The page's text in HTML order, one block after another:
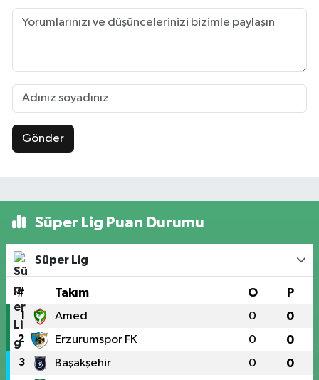
Gönder
Süper Lig Puan Durumu
Süper Lig
# Takım O P
1 Amed 0 0
2 Erzurumspor FK 0 0
3 Başakşehir 0 0